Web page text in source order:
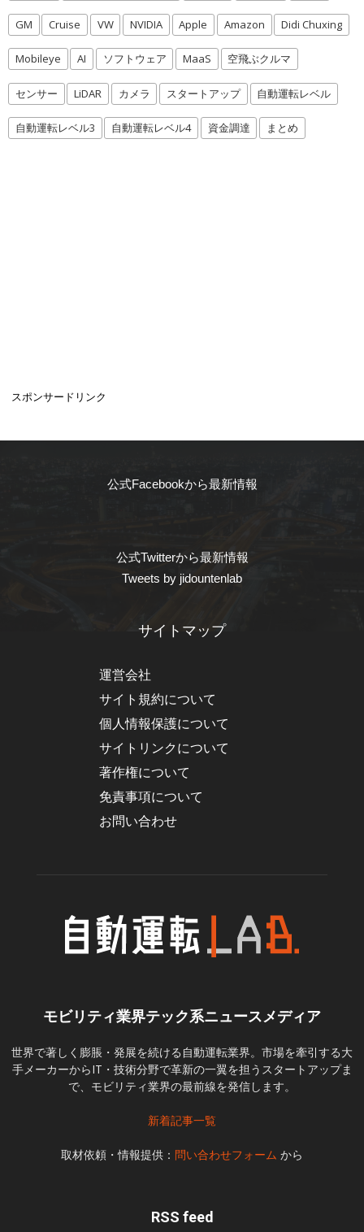
GM Cruise VW NVIDIA Apple Amazon Didi Chuxing
Mobileye AI ソフトウェア MaaS 空飛ぶクルマ
センサー LiDAR カメラ スタートアップ 自動運転レベル
自動運転レベル3 自動運転レベル4 資金調達 まとめ
スポンサードリンク
公式Facebookから最新情報
公式Twitterから最新情報
Tweets by jidountenlab
サイトマップ
運営会社
サイト規約について
個人情報保護について
サイトリンクについて
著作権について
免責事項について
お問い合わせ
モビリティ業界テック系ニュースメディア
世界で著しく膨脹・発展を続ける自動運転業界。市場を牽引する大
手メーカーからIT・技術分野で革新の一翼を担うスタートアップま
で、モビリティ業界の最前線を発信します。
新着記事一覧
取材依頼・情報提供： 問い合わせフォーム から
RSS feed